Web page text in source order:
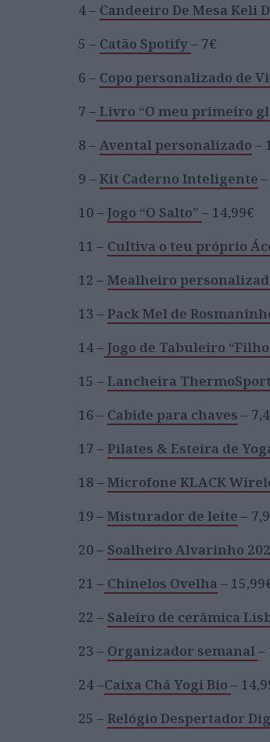
4 – Candeeiro De Mesa Keli
5 – Catão Spotify– 7€
6 – Copo personalizado de
7 –Livro “O meu primeiro
8 –Avental personalizado –
9 –Kit Caderno Inteligente
10 –Jogo “O Salto” – 14,99€
11 – Cultiva o teu próprio
12 –Mealheiro
13 –Pack Mel de
14 –Jogo de Tabuleiro
15 –Lancheira
16 – Cabide para chaves –
17 –Pilates & Esteira de
18 –Microfone KLACK
19 –Misturador de leite –
20 –Soalheiro Alvarinho
21 –Chinelos Ovelha –
22 –Saleiro de cerâmica
23 – Organizador semanal–
24 –Caixa Chá Yogi Bio –
25 –Relógio Despertador